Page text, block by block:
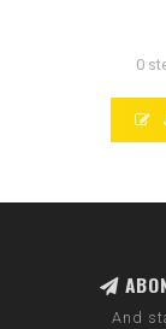
0
And